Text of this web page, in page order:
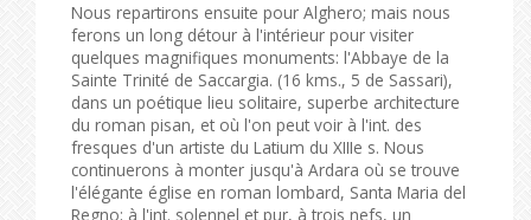
Nous repartirons ensuite pour Alghero; mais nous
ferons un long détour à l'intérieur pour visiter
quelques magnifiques monuments: l'Abbaye de la
Sainte Trinité de Saccargia. (16 kms., 5 de Sassari),
dans un poétique lieu solitaire, superbe architecture
du roman pisan, et où l'on peut voir à l'int. des
fresques d'un artiste du Latium du XIIIe s. Nous
continuerons à monter jusqu'à Ardara où se trouve
l'élégante église en roman lombard, Santa Maria del
Regno; à l'int. solennel et pur, à trois nefs, un